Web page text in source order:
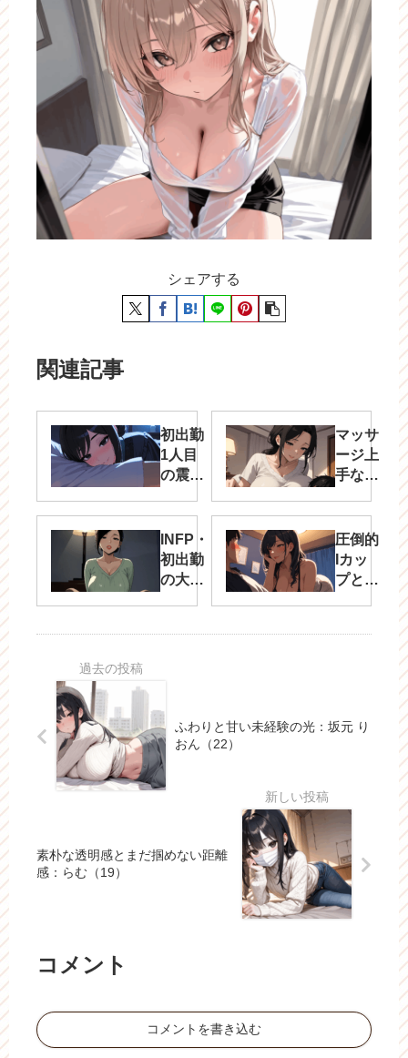
シェアする
関連記事
初出勤
1人目
の震え
待：ふ
わふわ
癒し
系・ひ
マッサ
ージ上
手な
ツユ
（20代
前半）
INFP・
初出勤
の大学
が、“普
を踏み
入れる
とき
圧倒的
Iカッ
プと、
ギャッ
ふわりと甘い未経験の光：坂元 り
おん（22）
素朴な透明感とまだ掴めない距離
感：らむ（19）
コメント
コメントを書き込む